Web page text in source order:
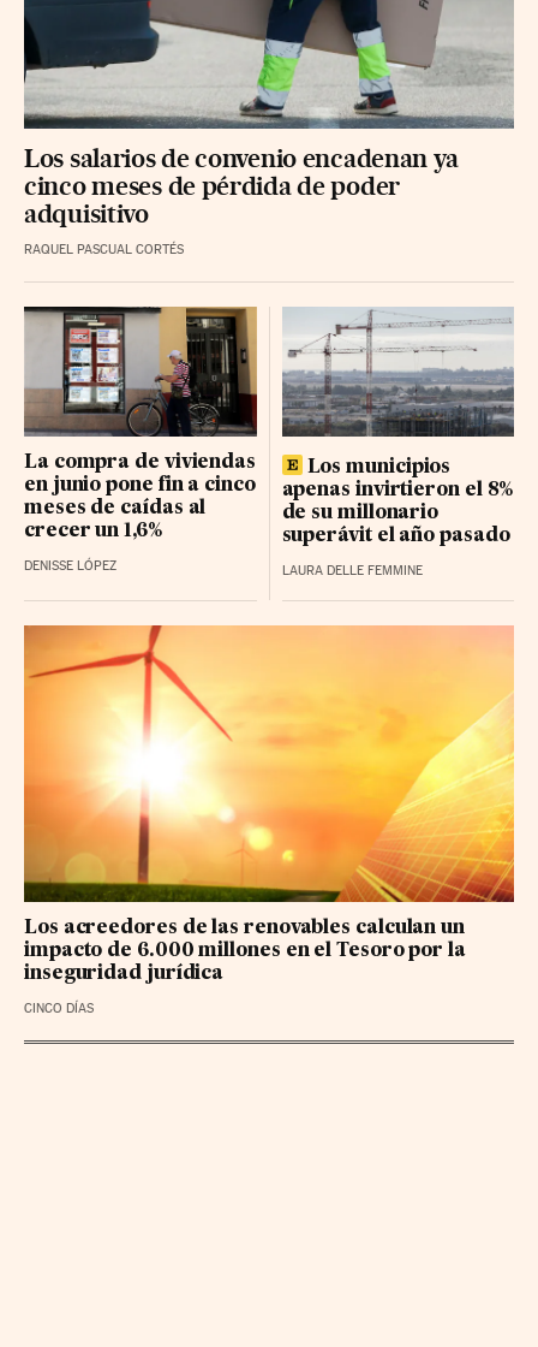
Los salarios de convenio encadenan ya
cinco meses de pérdida de poder
adquisitivo
RAQUEL PASCUAL CORTÉS
La compra de viviendas
en junio pone fin a cinco
meses de caídas al
crecer un 1,6%
DENISSE LÓPEZ
Los municipios
apenas invirtieron el 8%
de su millonario
superávit el año pasado
LAURA DELLE FEMMINE
Los acreedores de las renovables calculan un
impacto de 6.000 millones en el Tesoro por la
inseguridad jurídica
CINCO DÍAS